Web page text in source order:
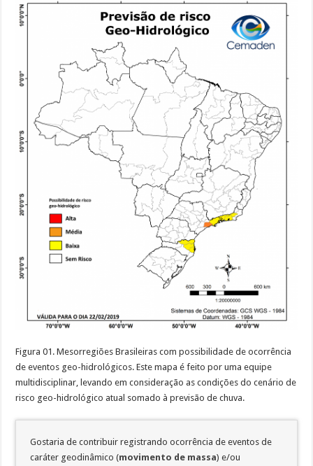
Figura 01. Mesorregiões Brasileiras com possibilidade de ocorrência
de eventos geo-hidrológicos. Este mapa é feito por uma equipe
multidisciplinar, levando em consideração as condições do cenário de
risco geo-hidrológico atual somado à previsão de chuva.
Gostaria de contribuir registrando ocorrência de eventos de
caráter geodinâmico (movimento de massa) e/ou